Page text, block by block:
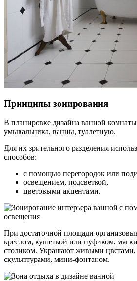
Принципы зонирования
В планировке дизайна ванной
умывальника, ванны, туалетную.
Для их зрительного разделения
способов:
с помощью перегородок или
освещением, подсветкой,
цветовыми акцентами.
При достаточной площади
креслом, кушеткой или пуфиком,
столиком. Украшают живыми цветами,
скульптурами, мини-фонтаном.